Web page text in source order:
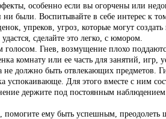
особенно если вы огорчены или
были. Воспитывайте в себе интерес к
упреков, угроз, которые могут
сделайте это легко, с юмором.
голосом. Гнев, возмущение плохо
комнату или ее часть для занятий,
должно быть отвлекающих предметов.
Для этого вместе с ним
держите под постоянным
ему быть успешным, преодолеть